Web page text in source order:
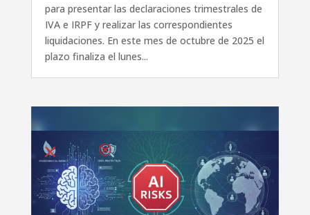
para presentar las declaraciones trimestrales de
IVA e IRPF y realizar las correspondientes
liquidaciones. En este mes de octubre de 2025 el
plazo finaliza el lunes...